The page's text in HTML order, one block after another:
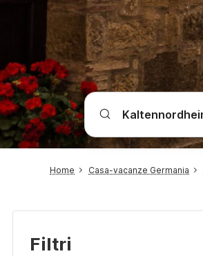
Home Casa-vacanze Germania
Filtri